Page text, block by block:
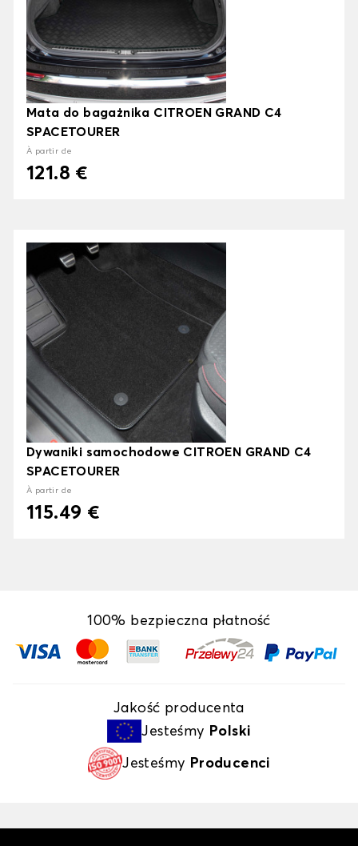
Mata do bagażnika CITROEN GRAND C4
SPACETOURER
À partir de
121.8 €
Dywaniki samochodowe CITROEN GRAND C4
SPACETOURER
À partir de
115.49 €
100% bezpieczna płatność
Jakość producenta
Jesteśmy Polski
Jesteśmy Producenci